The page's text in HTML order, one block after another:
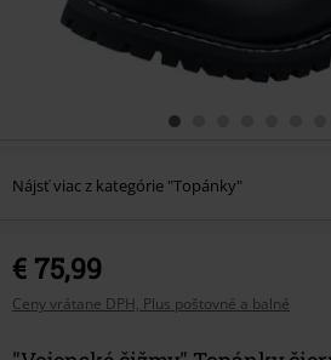
Nájsť viac z kategórie "Topánky"
€ 75,99
Ceny vrátane DPH, Plus poštovné a balné